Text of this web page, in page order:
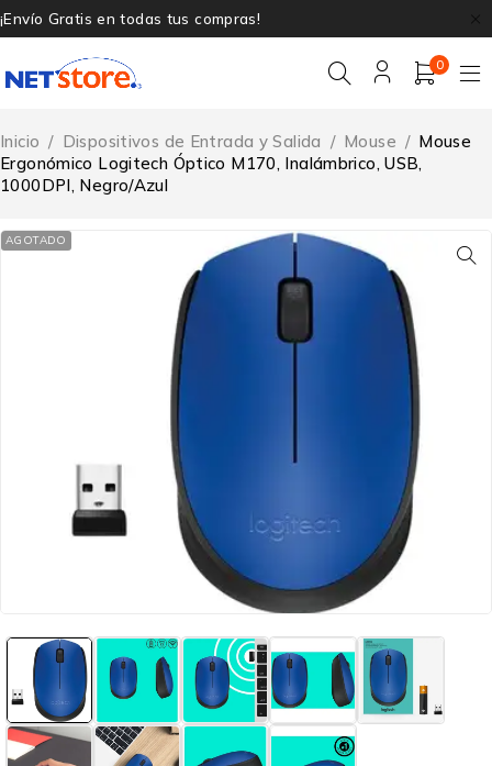
¡Envío Gratis en todas tus compras!
0
Inicio / Dispositivos de Entrada y Salida / Mouse / Mouse
Ergonómico Logitech Óptico M170, Inalámbrico, USB,
1000DPI, Negro/Azul
AGOTADO